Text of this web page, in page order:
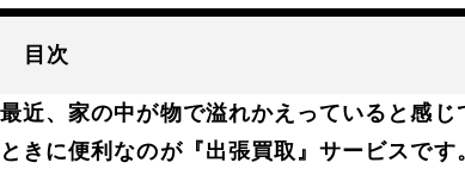
目次
最近、家の中が物で溢れかえっていると感
ときに便利なのが『出張買取』サービスで